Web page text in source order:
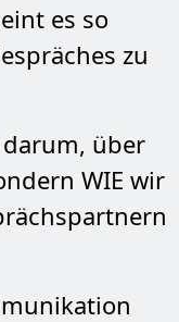
es so
zu
über
WIE wir